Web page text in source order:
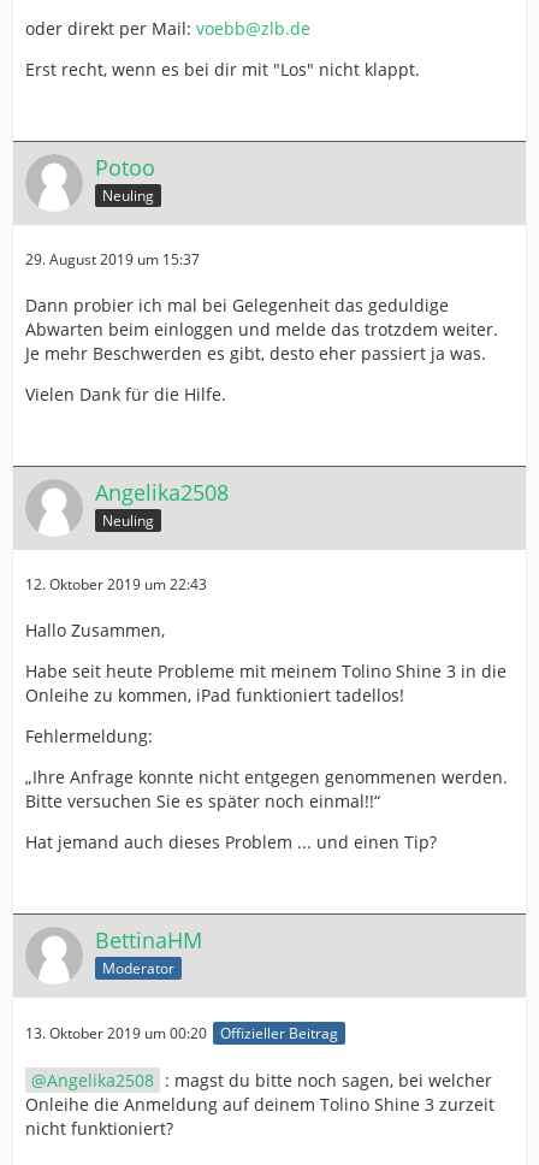
oder direkt per Mail: voebb@zlb.de
Erst recht, wenn es bei dir mit "Los" nicht klappt.
Potoo
Neuling
29. August 2019 um 15:37
Dann probier ich mal bei Gelegenheit das geduldige
Abwarten beim einloggen und melde das trotzdem weiter.
Je mehr Beschwerden es gibt, desto eher passiert ja was.
Vielen Dank für die Hilfe.
Angelika2508
Neuling
12. Oktober 2019 um 22:43
Hallo Zusammen,
Habe seit heute Probleme mit meinem Tolino Shine 3 in die
Onleihe zu kommen, iPad funktioniert tadellos!
Fehlermeldung:
„Ihre Anfrage konnte nicht entgegen genommenen werden.
Bitte versuchen Sie es später noch einmal!!“
Hat jemand auch dieses Problem ... und einen Tip?
BettinaHM
Moderator
13. Oktober 2019 um 00:20 Offizieller Beitrag
Angelika2508 : magst du bitte noch sagen, bei welcher
Onleihe die Anmeldung auf deinem Tolino Shine 3 zurzeit
nicht funktioniert?